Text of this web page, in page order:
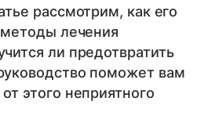
рассмотрим, как его
методы лечения
ли предотвратить
поможет вам
этого неприятного